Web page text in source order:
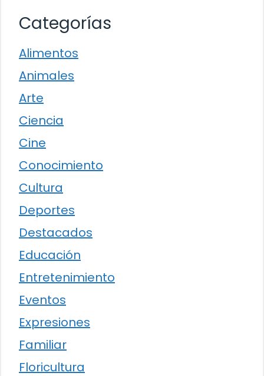
Categorías
Alimentos
Animales
Arte
Ciencia
Cine
Conocimiento
Cultura
Deportes
Destacados
Educación
Entretenimiento
Eventos
Expresiones
Familiar
Floricultura